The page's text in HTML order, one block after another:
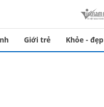
Giới trẻ Khỏe - đẹp